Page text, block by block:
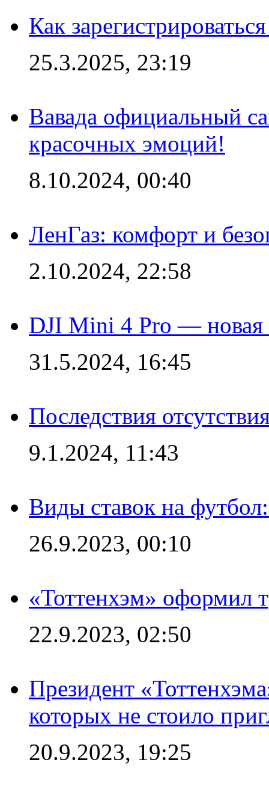
Как
25.3.2025, 23:19
Вавада официальный
красочных эмоций!
8.10.2024, 00:40
ЛенГаз: комфорт и
2.10.2024, 22:58
DJI Mini 4 Pro — новая
31.5.2024, 16:45
Последствия
9.1.2024, 11:43
Виды ставок на
26.9.2023, 00:10
«Тоттенхэм» оформил
22.9.2023, 02:50
Президент
которых не стоило
20.9.2023, 19:25